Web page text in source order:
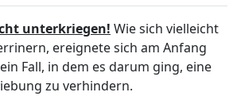
unterkriegen! Wie sich vielleicht
ereignete sich am Anfang
Fall, in dem es darum ging, eine
zu verhindern.